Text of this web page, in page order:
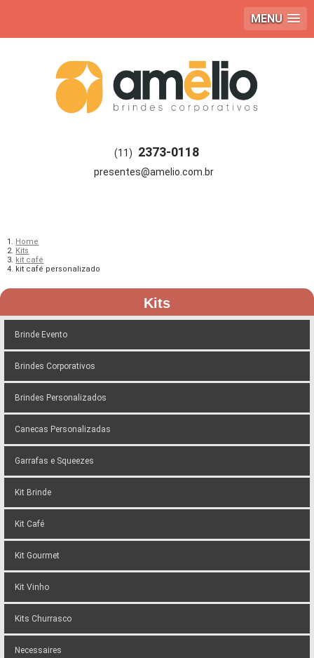
MENU
(11) 2373-0118
Home
Kits
kit café
kit café personalizado
Kits
Brinde Evento
Brindes Corporativos
Brindes Personalizados
Canecas Personalizadas
Garrafas e Squeezes
Kit Brinde
Kit Café
Kit Gourmet
Kit Vinho
Kits Churrasco
Necessaires